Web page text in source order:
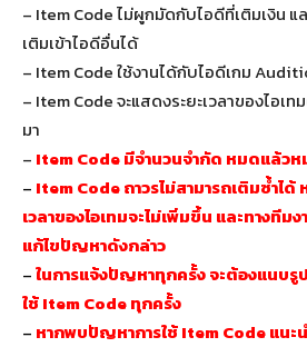
– Item Code ไม่ผูกมัดกับไอดีที่เติมเงิน แ
เติมเข้าไอดีอื่นได้
– Item Code ใช้งานได้กับไอดีเกม
– Item Code จะแสดงระยะเวลาของไอ
มา
– Item Code มีจำนวนจำกัด หมดแล้วห
– Item Code ถาวรไม่สามารถเติมซ้ำได้
เวลาของไอเทมจะไม่เพิ่มขึ้น และทางทีม
แก้ไขปัญหาดังกล่าว
–ในการแจ้งปัญหาทุกครั้ง จะต้องแนบ
ใช้ Item Code ทุกครั้ง
– หากพบปัญหาการใช้ Item Code แนะ